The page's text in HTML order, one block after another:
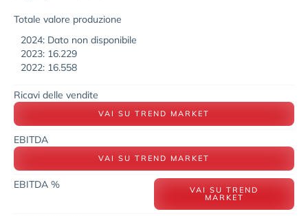
Totale valore produzione
2024: Dato non disponibile
2023: 16.229
2022: 16.558
Ricavi delle vendite
VAI SU TREND MARKET
EBITDA
VAI SU TREND MARKET
EBITDA % VAI SU TREND
MARKET